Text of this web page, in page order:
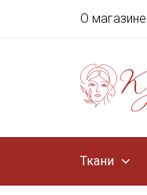
О магазине
Ткани